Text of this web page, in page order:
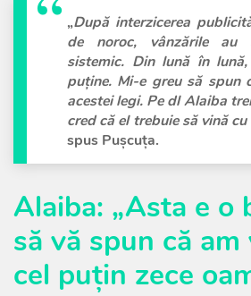
„După interzicerea
de noroc, vânzările au
sistemic. Din lună în
puține. Mi-e greu să spun
acestei legi. Pe dl Alaiba
cred că el trebuie să vină
spus Pușcuța.
Alaiba: „Asta e o
să vă spun că
cel puțin zece